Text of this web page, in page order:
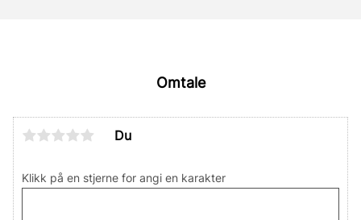
Omtale
Du
Klikk på en stjerne for angi en karakter